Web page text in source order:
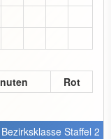
Rot
Staffel 2